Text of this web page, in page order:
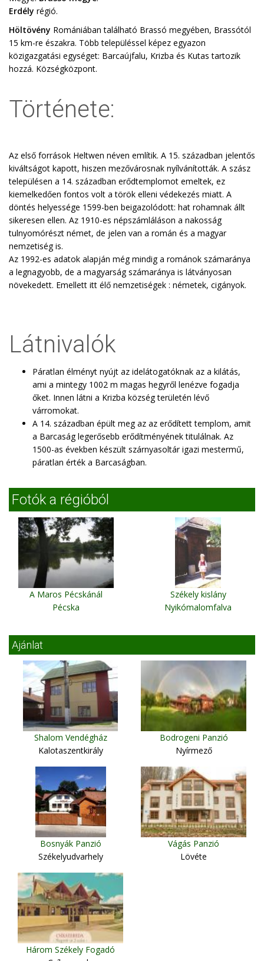
Erdély régió.
Höltövény Romániában található Brassó megyében, Brassótól
15 km-re északra. Több településsel képez egyazon
közigazgatási egységet: Barcaújfalu, Krizba és Kutas tartozik
hozzá. Községközpont.
Története:
Az első források Heltwen néven említik. A 15. században jelentős
kiváltságot kapott, hiszen mezővárosnak nyílvánították. A szász
településen a 14. században erődtemplomot emeltek, ez
kiemelkedően fontos volt a török elleni védekezés miatt. A
döntés helyessége 1599-ben beigazolódott: hat rohamnak állt
sikeresen ellen. Az 1910-es népszámláláson a nakosság
tulnyomórészt német, de jelen van a román és a magyar
nemzetiség is.
Az 1992-es adatok alapján még mindig a románok számaránya
a legnagyobb, de a magyarság számaránya is látványosan
növekedett. Emellett itt élő nemzetiségek : németek, cigányok.
Látnivalók
Páratlan élményt nyújt az idelátogatóknak az a kilátás,
ami a mintegy 1002 m magas hegyről lenézve fogadja
őket. Innen látni a Krizba község területén lévő
várromokat.
A 14. században épült meg az az erődített templom, amit
a Barcaság legerősebb erődítményének titulálnak. Az
1500-as években készült szárnyasoltár igazi mestermű,
páratlan érték a Barcaságban.
Fotók a régióból
A Maros Pécskánál
Pécska
Székely kislány
Nyikómalomfalva
Ajánlat
Shalom Vendégház
Kalotaszentkirály
Bodrogeni Panzió
Nyírmező
Bosnyák Panzió
Székelyudvarhely
Vágás Panzió
Lövéte
Három Székely Fogadó